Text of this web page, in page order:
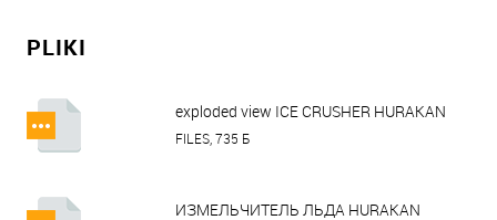
PLIKI
exploded view ICE CRUSHER HURAKAN
HKN-TRGM.pdf
FILES, 735 Б
ИЗМЕЛЬЧИТЕЛЬ ЛЬДА HURAKAN